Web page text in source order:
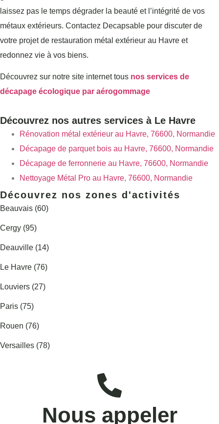
laissez pas le temps dégrader la beauté et l’intégrité de vos
métaux extérieurs. Contactez Decapsable pour discuter de
votre projet de restauration métal extérieur au Havre et
redonnez vie à vos biens.
Découvrez sur notre site internet tous nos services de
décapage écologique par aérogommage
Découvrez nos autres services à Le Havre
Rénovation métal extérieur au Havre, 76600, Normandie
Décapage de parquet bois au Havre, 76600, Normandie
Décapage de ferronnerie au Havre, 76600, Normandie
Nettoyage Métal Pro au Havre, 76600, Normandie
Découvrez nos zones d'activités
Beauvais (60)
Cergy (95)
Deauville (14)
Le Havre (76)
Louviers (27)
Paris (75)
Rouen (76)
Versailles (78)
Nous appeler